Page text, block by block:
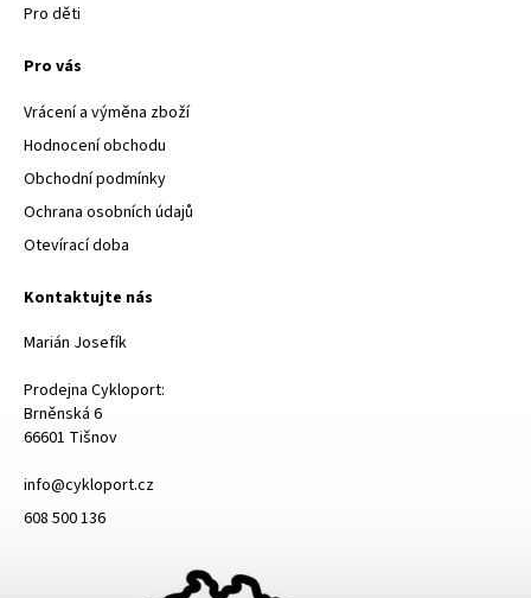
Pro děti
Pro vás
Vrácení a výměna zboží
Hodnocení obchodu
Obchodní podmínky
Ochrana osobních údajů
Otevírací doba
Kontaktujte nás
Marián Josefík
Prodejna Cykloport:
Brněnská 6
66601 Tišnov
info@cykloport.cz
608 500 136